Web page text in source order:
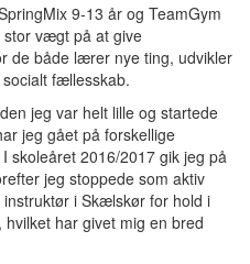
9-13 år og TeamGym
vægt på at give
de både lærer nye ting, udvikler
fællesskab.
jeg var helt lille og startede
jeg gået på forskellige
skoleåret 2016/2017 gik jeg på
jeg stoppede som aktiv
i Skælskør for hold i
har givet mig en bred